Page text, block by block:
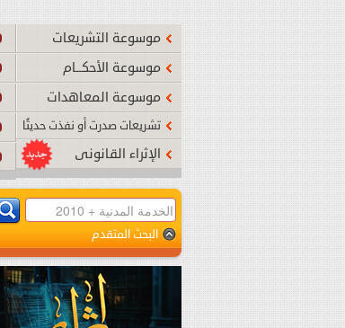
الواجب
أصبح نافذًا بدءًا من تاريخ صدوره اقرأ المزيد
موسوعة التشريعات
موسوعة الأحكــام
موسوعة المعاهدات
تشريعات صدرت أو نفذت حديثًا
الإثراء القانونى
البحث المتقدم